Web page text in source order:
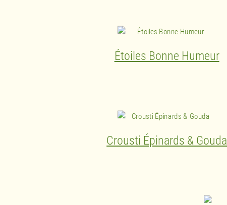
Étoiles Bonne Humeur
Crousti Épinards & Gouda